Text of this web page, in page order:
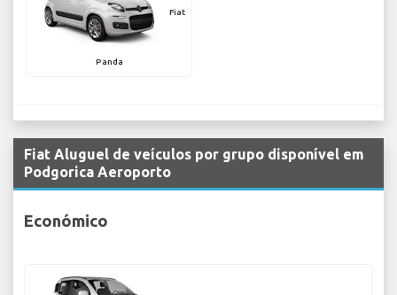
Fiat
Panda
Fiat Aluguel de veículos por grupo disponível em
Podgorica Aeroporto
Económico